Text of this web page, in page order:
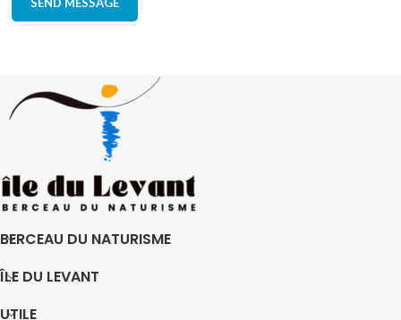
BERCEAU DU NATURISME
ÎLE DU LEVANT
UTILE